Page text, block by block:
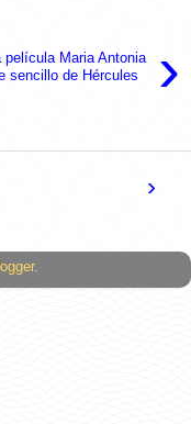
›
película Maria Antonia
sencillo de Hércules
›
.